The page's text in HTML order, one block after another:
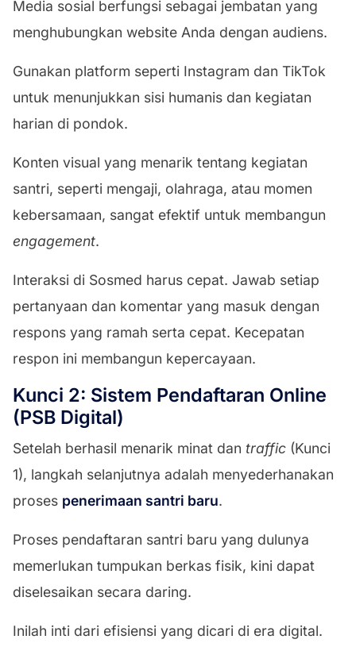
Media sosial berfungsi sebagai jembatan yang
menghubungkan website Anda dengan audiens.
Gunakan platform seperti Instagram dan TikTok
untuk menunjukkan sisi humanis dan kegiatan
harian di pondok.
Konten visual yang menarik tentang kegiatan
santri, seperti mengaji, olahraga, atau momen
kebersamaan, sangat efektif untuk membangun
engagement.
Interaksi di Sosmed harus cepat. Jawab setiap
pertanyaan dan komentar yang masuk dengan
respons yang ramah serta cepat. Kecepatan
respon ini membangun kepercayaan.
Kunci 2: Sistem Pendaftaran Online
(PSB Digital)
Setelah berhasil menarik minat dan traffic (Kunci
1), langkah selanjutnya adalah menyederhanakan
proses penerimaan santri baru.
Proses pendaftaran santri baru yang dulunya
memerlukan tumpukan berkas fisik, kini dapat
diselesaikan secara daring.
Inilah inti dari efisiensi yang dicari di era digital.